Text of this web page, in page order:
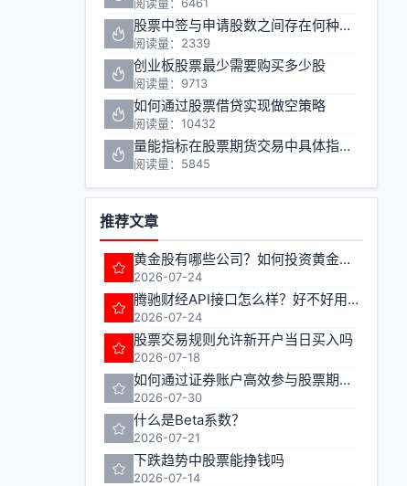
股票中签与申请股数之间存在何种关联性
阅读量：2339
创业板股票最少需要购买多少股
阅读量：9713
如何通过股票借贷实现做空策略
阅读量：10432
量能指标在股票期货交易中具体指哪些指标
阅读量：5845
推荐文章
黄金股有哪些公司？如何投资黄金相关股票？
2026-07-24
腾驰财经API接口怎么样？好不好用？
2026-07-24
股票交易规则允许新开户当日买入吗
2026-07-18
如何通过证券账户高效参与股票期货投资
2026-07-30
什么是Beta系数？
2026-07-21
下跌趋势中股票能挣钱吗
2026-07-14